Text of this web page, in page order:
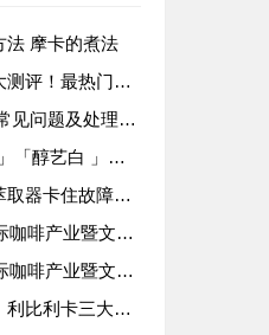
法 摩卡的煮法
咖啡手磨研磨性能对比
问题及处理方法
澳瑞白」的区别？
卡住故障灯图解
业暨文化博览会
文化博览会 招商版
特点区别 如何分辨阿拉比卡和罗豆